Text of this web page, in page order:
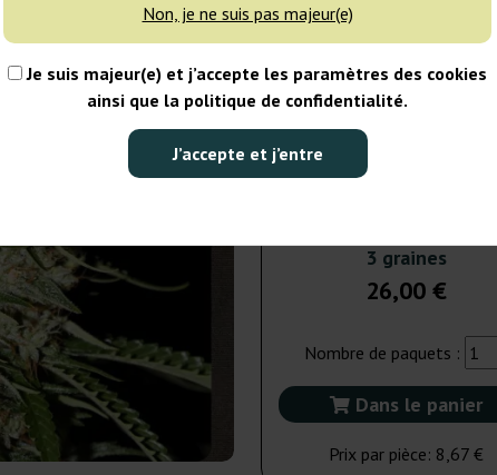
Non, je ne suis pas majeur(e)
Je suis majeur(e) et j’accepte les paramètres des cookies
ainsi que la politique de confidentialité.
J’accepte et j’entre
5 graines
EXPÉD. 3-7 JOURS
10 graines
EXPÉD. 3-7 JOURS
3 graines
26,00 €
Nombre de paquets :
Dans le panier
Prix par pièce: 8,67 €